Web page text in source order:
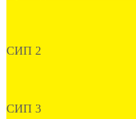
СИП 2
СИП 3